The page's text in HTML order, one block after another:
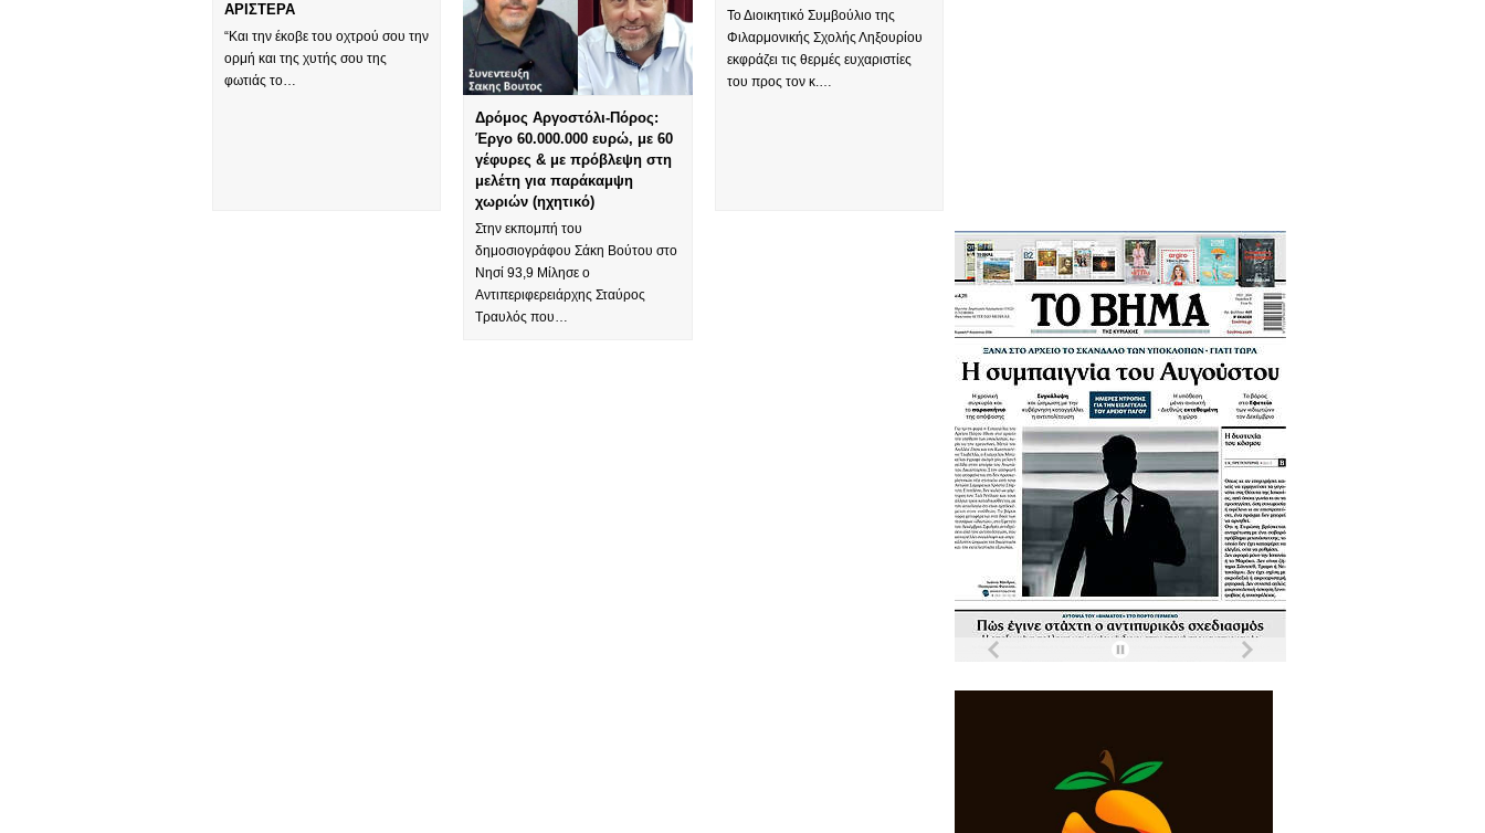
ΑΡΙΣΤΕΡΑ
“Και την έκοβε του οχτρού σου την
ορμή και της χυτής σου της
φωτιάς το…
Δρόμος Αργοστόλι-Πόρος:
Έργο 60.000.000 ευρώ, με 60
γέφυρες & με πρόβλεψη στη
μελέτη για παράκαμψη
χωριών (ηχητικό)
Στην εκπομπή του
δημοσιογράφου Σάκη Βούτου στο
Νησί 93,9 Μίλησε ο
Αντιπεριφερειάρχης Σταύρος
Τραυλός που…
Το Διοικητικό Συμβούλιο της
Φιλαρμονικής Σχολής Ληξουρίου
εκφράζει τις θερμές ευχαριστίες
του προς τον κ.…